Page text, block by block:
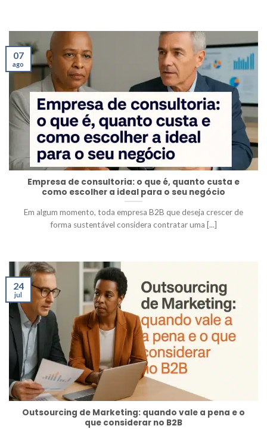
Empresa de consultoria: o que é, quanto custa e
como escolher a ideal para o seu negócio
Em algum momento, toda empresa B2B que deseja crescer de
forma sustentável considera contratar uma [...]
07
ago
Outsourcing de Marketing: quando vale a pena e o
que considerar no B2B
24
jul